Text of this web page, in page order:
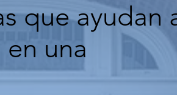
que ayudan
una